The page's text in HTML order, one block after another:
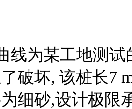
线为某工地测
破坏, 该桩长7
细砂,设计极限